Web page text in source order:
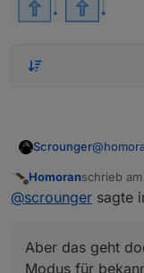
Scrounger@
fahren
Die
brauche
Homoranschrieb am
zuletzt
@scrounger sagte
Aber das geht
Modus für